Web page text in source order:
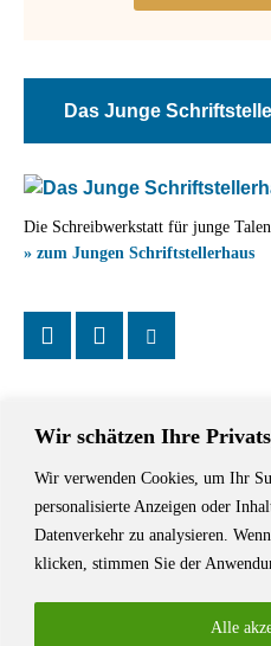
Wir schätzen Ihre
Wir verwenden Cookies, um Ihr
personalisierte Anzeigen oder
Datenverkehr zu analysieren.
klicken, stimmen Sie der
Alle
Das Junge
Die Schreibwerkstatt für junge
» zum Jungen Schriftstellerhaus
Das Schriftstellerhaus ist ein
Autoren aus Stuttgart und der
Lesungen, Tagungen und